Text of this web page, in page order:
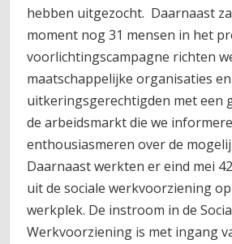
hebben uitgezocht. Daarnaast
moment nog 31 mensen in het
voorlichtingscampagne richten
maatschappelijke organisaties en
uitkeringsgerechtigden met een
de arbeidsmarkt die we
enthousiasmeren over de
Daarnaast werkten er eind mei
uit de sociale werkvoorziening
werkplek. De instroom in de
Werkvoorziening is met ingang